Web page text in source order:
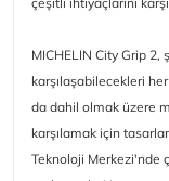
MICHELIN City Grip 2,
karşılaşabilecekleri
da dahil olmak üzere
karşılamak için
Teknoloji Merkezi'nde